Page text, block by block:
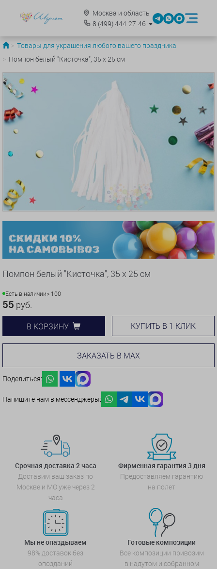
Москва и область
8 (499)444-27-46
Товары для украшения любого вашего праздника
Помпон белый "Кисточка", 35 х 25 см
Помпон белый "Кисточка", 35 х 25 см
Есть в наличии> 100
55 руб.
В КОРЗИНУ КУПИТЬ В 1 КЛИК
ЗАКАЗАТЬ В MAX
Поделиться:
Напишите нам в мессенджеры:
Срочная доставка 2 часа
Доставим ваш заказ по
Москве и МО уже через 2
часа
Фирменная гарантия 3 дня
Предоставляем гарантию
на полет
Мы не опаздываем
98% доставок без
опозданий
Готовые композиции
Все композиции привозим
в надутом и собранном